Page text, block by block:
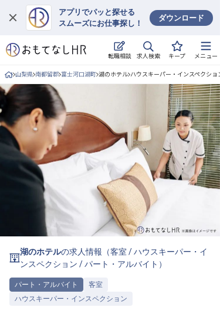
アプリでパッと探せる
スムーズにお仕事探し！
ダウンロード
転職相談 求人検索 キープ メニュー
ログイン
求人・施設を探す
キープした求人
就職・転職 合同説明会
おもてなしHRについて
ご利用の流れ
よくある質問
ホテル・宿泊業界情報コラム
無料 転職サポートに申し込む
山梨県 南都留郡 富士河口湖町 湖のホテル ハウスキーパー・インスペクシ
湖のホテルの求人情報（客室 /ハウスキーパー・イ
ンスペクション /パート・アルバイト ）
パート・アルバイト
客室
ハウスキーパー・インスペクション